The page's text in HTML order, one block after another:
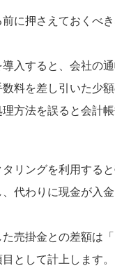
ングで通りやすい会社
に押さえておくべ
入すると、会社の
料を差し引いた少
方法を誤ると会計
リングを利用する
代わりに現金が入
売掛金との差額は
として計上します。